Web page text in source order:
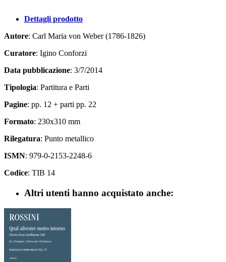
Dettagli prodotto
Autore: Carl Maria von Weber (1786-1826)
Curatore: Igino Conforzi
Data pubblicazione: 3/7/2014
Tipologia: Partitura e Parti
Pagine: pp. 12 + parti pp. 22
Formato: 230x310 mm
Rilegatura: Punto metallico
ISMN: 979-0-2153-2248-6
Codice: TIB 14
Altri utenti hanno acquistato anche: